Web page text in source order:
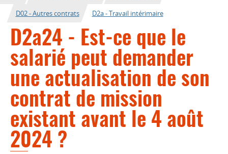
D02 - Autres contrats
D2a - Travail intérimaire
D2a24 - Est-ce que le
salarié peut demander
une actualisation de son
contrat de mission
existant avant le 4 août
2024 ?